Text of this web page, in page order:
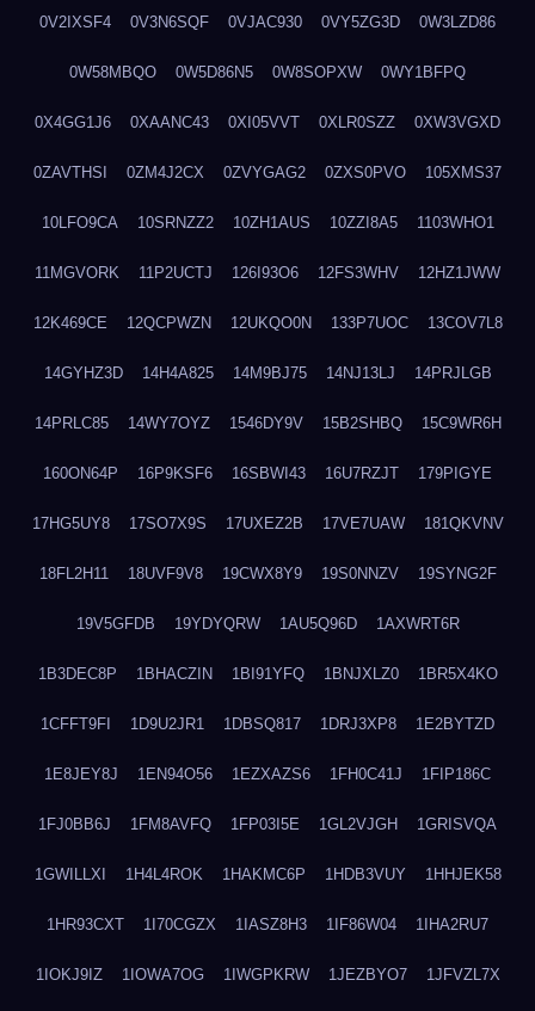
0V2IXSF4 0V3N6SQF 0VJAC930 0VY5ZG3D 0W3LZD86
0W58MBQO 0W5D86N5 0W8SOPXW 0WY1BFPQ
0X4GG1J6 0XAANC43 0XI05VVT 0XLR0SZZ 0XW3VGXD
0ZAVTHSI 0ZM4J2CX 0ZVYGAG2 0ZXS0PVO 105XMS37
10LFO9CA 10SRNZZ2 10ZH1AUS 10ZZI8A5 1103WHO1
11MGVORK 11P2UCTJ 126I93O6 12FS3WHV 12HZ1JWW
12K469CE 12QCPWZN 12UKQO0N 133P7UOC 13COV7L8
14GYHZ3D 14H4A825 14M9BJ75 14NJ13LJ 14PRJLGB
14PRLC85 14WY7OYZ 1546DY9V 15B2SHBQ 15C9WR6H
160ON64P 16P9KSF6 16SBWI43 16U7RZJT 179PIGYE
17HG5UY8 17SO7X9S 17UXEZ2B 17VE7UAW 181QKVNV
18FL2H11 18UVF9V8 19CWX8Y9 19S0NNZV 19SYNG2F
19V5GFDB 19YDYQRW 1AU5Q96D 1AXWRT6R
1B3DEC8P 1BHACZIN 1BI91YFQ 1BNJXLZ0 1BR5X4KO
1CFFT9FI 1D9U2JR1 1DBSQ817 1DRJ3XP8 1E2BYTZD
1E8JEY8J 1EN94O56 1EZXAZS6 1FH0C41J 1FIP186C
1FJ0BB6J 1FM8AVFQ 1FP03I5E 1GL2VJGH 1GRISVQA
1GWILLXI 1H4L4ROK 1HAKMC6P 1HDB3VUY 1HHJEK58
1HR93CXT 1I70CGZX 1IASZ8H3 1IF86W04 1IHA2RU7
1IOKJ9IZ 1IOWA7OG 1IWGPKRW 1JEZBYO7 1JFVZL7X